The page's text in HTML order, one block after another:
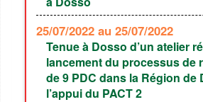
25/07/2022 au 25/07/2022
Tenue à Dosso d’un atelier
lancement du processus de
de 9 PDC dans la Région de
l’appui du PACT 2